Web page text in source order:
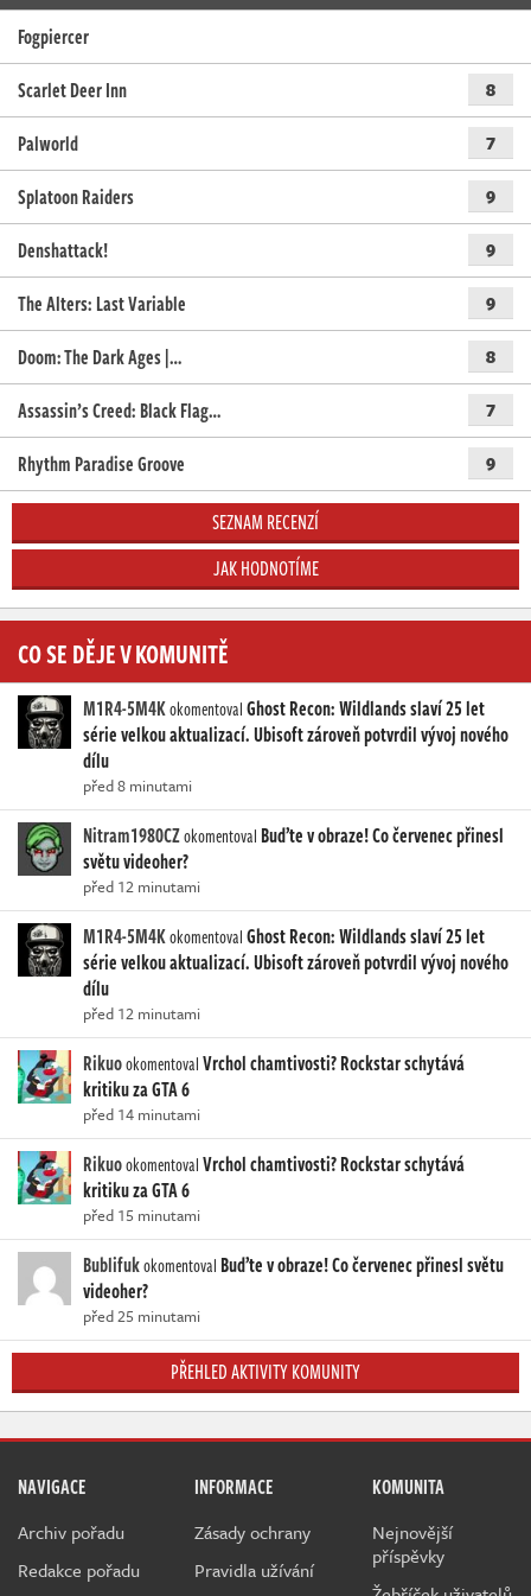
Fogpiercer
Scarlet Deer Inn
8
Palworld 7
Splatoon Raiders 9
Denshattack! 9
The Alters: Last Variable 9
Doom: The Dark Ages |… 8
Assassin’s Creed: Black Flag… 7
Rhythm Paradise Groove 9
SEZNAM RECENZÍ
JAK HODNOTÍME
CO SE DĚJE V KOMUNITĚ
M1R4-5M4KokomentovalGhost Recon: Wildlands slaví 25 let
série velkou aktualizací. Ubisoft zároveň potvrdil vývoj nového
dílu
před 8 minutami
Nitram1980CZokomentoval Buďte v obraze! Co červenec přinesl
světu videoher?
před 12 minutami
M1R4-5M4KokomentovalGhost Recon: Wildlands slaví 25 let
série velkou aktualizací. Ubisoft zároveň potvrdil vývoj nového
dílu
před 12 minutami
RikuookomentovalVrchol chamtivosti? Rockstar schytává
kritiku za GTA 6
před 14 minutami
RikuookomentovalVrchol chamtivosti? Rockstar schytává
kritiku za GTA 6
před 15 minutami
Bublifukokomentoval Buďte v obraze! Co červenec přinesl světu
videoher?
před 25 minutami
PŘEHLED AKTIVITY KOMUNITY
NAVIGACE
Archiv pořadu
Redakce pořadu
INFORMACE
Zásady ochrany
Pravidla užívání
KOMUNITA
Nejnovější
příspěvky